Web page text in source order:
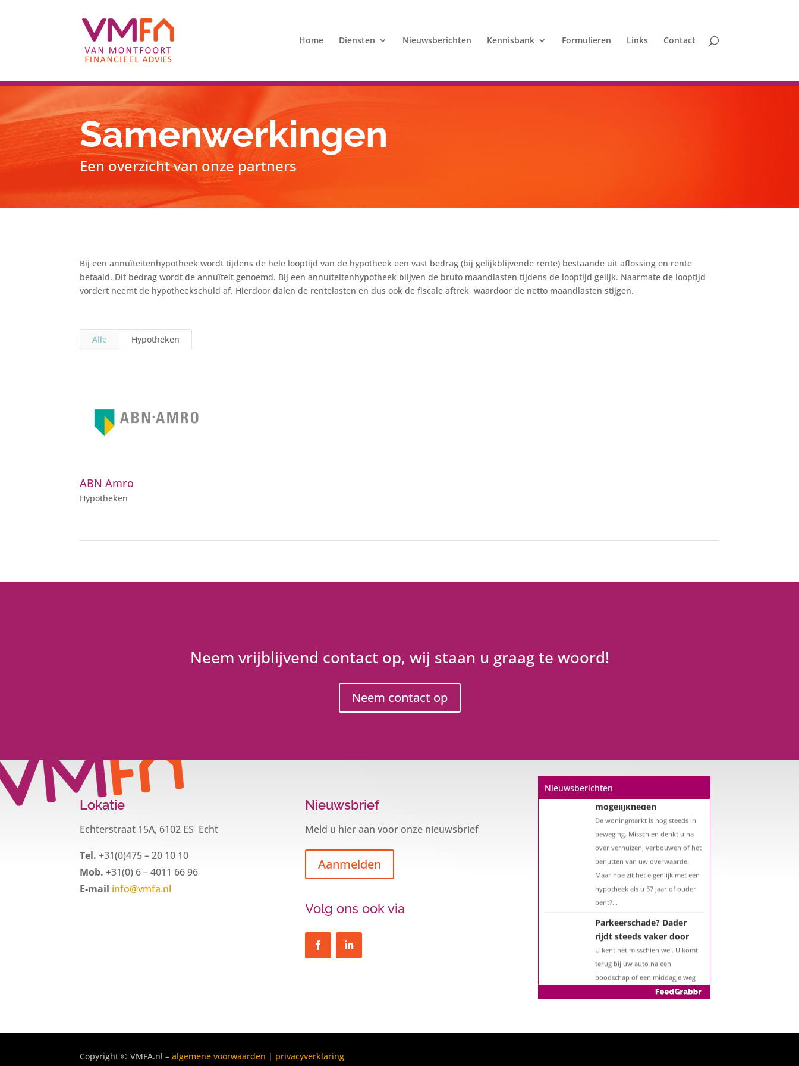
Home Diensten Nieuwsberichten Kennisbank Formulieren Links Contact
Samenwerkingen
Een overzicht van onze partners
Bij een annuïteitenhypotheek wordt tijdens de hele looptijd van de hypotheek een vast bedrag (bij gelijkblijvende rente) bestaande uit aflossing en rente
betaald. Dit bedrag wordt de annuïteit genoemd. Bij een annuïteitenhypotheek blijven de bruto maandlasten tijdens de looptijd gelijk. Naarmate de looptijd
vordert neemt de hypotheekschuld af. Hierdoor dalen de rentelasten en dus ook de fiscale aftrek, waardoor de netto maandlasten stijgen.
Alle Hypotheken
ABN Amro
Hypotheken
Neem vrijblijvend contact op, wij staan u graag te woord!
Neem contact op
Lokatie
Echterstraat 15A, 6102 ES Echt
Tel. +31(0)475 – 20 10 10
Mob. +31(0) 6 – 4011 66 96
E-mail info@vmfa.nl
Nieuwsbrief
Meld u hier aan voor onze nieuwsbrief
Aanmelden
Volg ons ook via
Nieuwsberichten
Een hypotheek na uw
57e? Er zijn zeker
mogelijkheden
De woningmarkt is nog steeds in
beweging. Misschien denkt u na
over verhuizen, verbouwen of het
benutten van uw overwaarde.
Maar hoe zit het eigenlijk met een
hypotheek als u 57 jaar of ouder
bent?...
Parkeerschade? Dader
rijdt steeds vaker door
U kent het misschien wel. U komt
terug bij uw auto na een
Copyright © VMFA.nl –algemene voorwaarden | privacyverklaring